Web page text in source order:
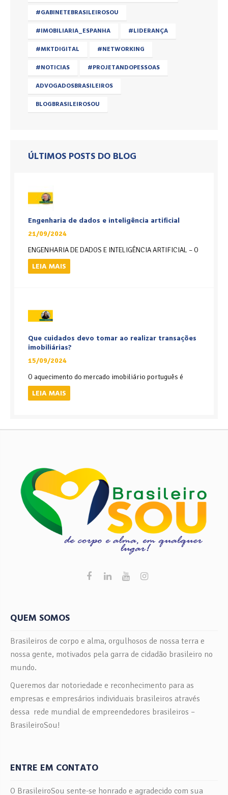
#GABINETEBRASILEIROSOU
#IMOBILIARIA_ESPANHA
#LIDERANÇA
#MKTDIGITAL
#NETWORKING
#NOTICIAS
#PROJETANDOPESSOAS
ADVOGADOSBRASILEIROS
BLOGBRASILEIROSOU
ÚLTIMOS POSTS DO BLOG
Engenharia de dados e inteligência artificial
21/09/2024
ENGENHARIA DE DADOS E INTELIGÊNCIA ARTIFICIAL – O
LEIA MAIS
Que cuidados devo tomar ao realizar transações
imobiliárias?
15/09/2024
O aquecimento do mercado imobiliário português é
LEIA MAIS
QUEM SOMOS
Brasileiros de corpo e alma, orgulhosos de nossa terra e
nossa gente, motivados pela garra de cidadão brasileiro no
mundo.
Queremos dar notoriedade e reconhecimento para as
empresas e empresários individuais brasileiros através
dessa rede mundial de empreendedores brasileiros –
BrasileiroSou!
ENTRE EM CONTATO
O BrasileiroSou sente-se honrado e agradecido com sua